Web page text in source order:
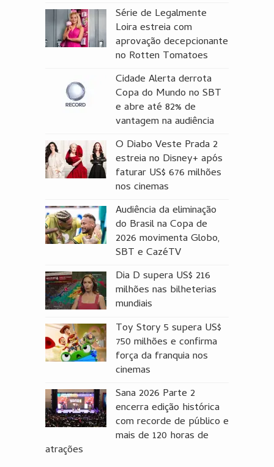
Série de Legalmente
Loira estreia com
aprovação decepcionante
no Rotten Tomatoes
Cidade Alerta derrota
Copa do Mundo no SBT
e abre até 82% de
vantagem na audiência
O Diabo Veste Prada 2
estreia no Disney+ após
faturar US$ 676 milhões
nos cinemas
Audiência da eliminação
do Brasil na Copa de
2026 movimenta Globo,
SBT e CazéTV
Dia D supera US$ 216
milhões nas bilheterias
mundiais
Toy Story 5 supera US$
750 milhões e confirma
força da franquia nos
cinemas
Sana 2026 Parte 2
encerra edição histórica
com recorde de público e
mais de 120 horas de
atrações